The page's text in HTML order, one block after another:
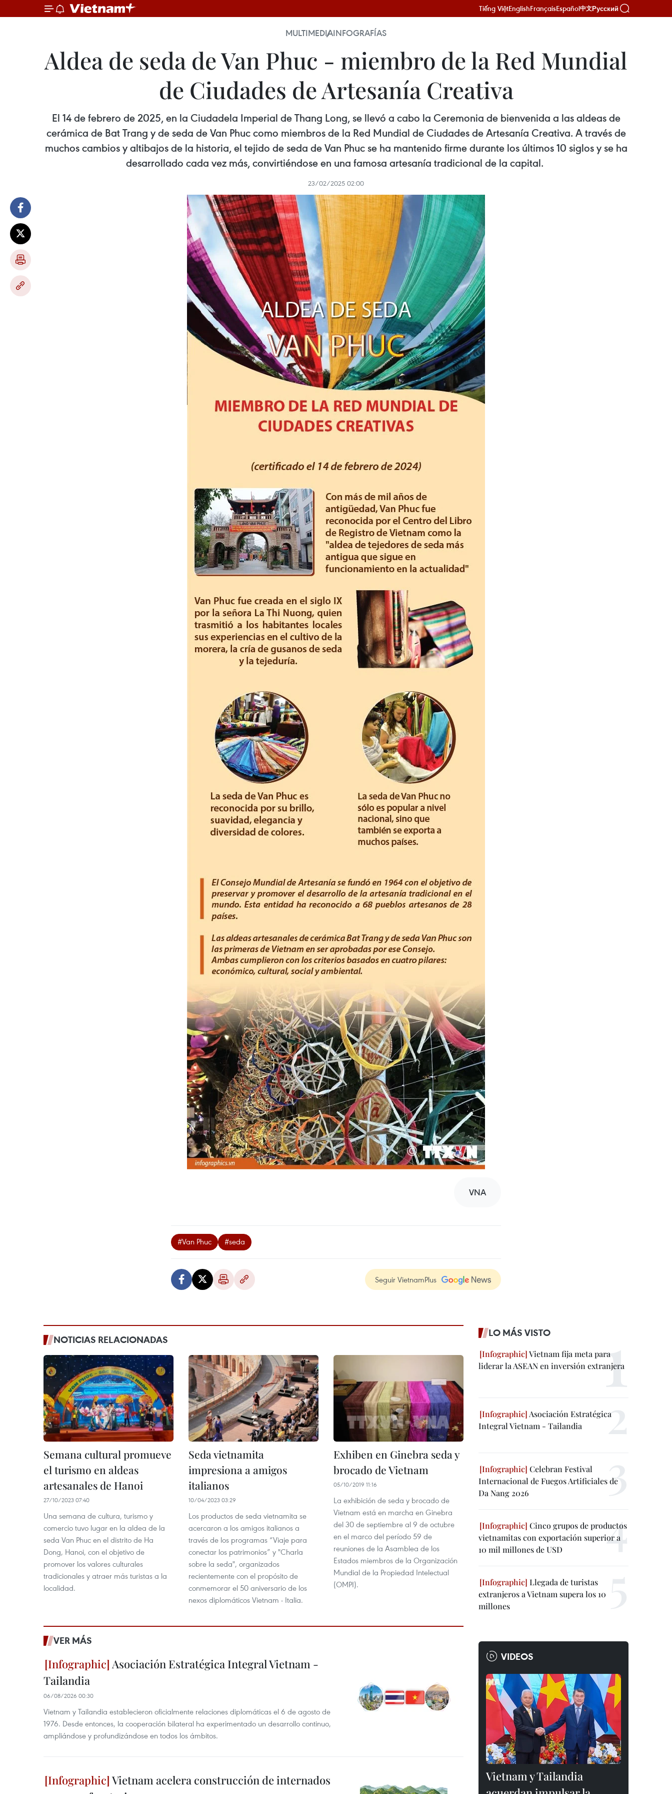
Tiếng ViệtEnglishFrançaisEspañol中文Русский
MULTIMEDIAINFOGRAFÍAS
Aldea de seda de Van Phuc - miembro de la Red Mundial
de Ciudades de Artesanía Creativa
El 14 de febrero de 2025, en la Ciudadela Imperial de Thang Long, se llevó a cabo la Ceremonia de bienvenida a las aldeas de
cerámica de Bat Trang y de seda de Van Phuc como miembros de la Red Mundial de Ciudades de Artesanía Creativa. A través de
muchos cambios y altibajos de la historia, el tejido de seda de Van Phuc se ha mantenido firme durante los últimos 10 siglos y se ha
desarrollado cada vez más, convirtiéndose en una famosa artesanía tradicional de la capital.
23/02/2025 02:00
VNA
#Van Phuc #seda
Seguir VietnamPlus
NOTICIAS RELACIONADAS
Semana cultural promueve
el turismo en aldeas
artesanales de Hanoi
27/10/2023 07:40
Una semana de cultura, turismo y
comercio tuvo lugar en la aldea de la
seda Van Phuc en el distrito de Ha
Dong, Hanoi, con el objetivo de
promover los valores culturales
tradicionales y atraer más turistas a la
localidad.
Seda vietnamita
impresiona a amigos
italianos
10/04/2023 03:29
Los productos de seda vietnamita se
acercaron a los amigos italianos a
través de los programas “Viaje para
conectar los patrimonios” y "Charla
sobre la seda", organizados
recientemente con el propósito de
conmemorar el 50 aniversario de los
nexos diplomáticos Vietnam - Italia.
Exhiben en Ginebra seda y
brocado de Vietnam
05/10/2019 11:16
La exhibición de seda y brocado de
Vietnam está en marcha en Ginebra
del 30 de septiembre al 9 de octubre
en el marco del período 59 de
reuniones de la Asamblea de los
Estados miembros de la Organización
Mundial de la Propiedad Intelectual
(OMPI).
VER MÁS
Asociación Estratégica Integral Vietnam -
Tailandia
06/08/2026 00:30
Vietnam y Tailandia establecieron oficialmente relaciones diplomáticas el 6 de agosto de
1976. Desde entonces, la cooperación bilateral ha experimentado un desarrollo continuo,
ampliándose y profundizándose en todos los ámbitos.
Vietnam acelera construcción de internados
LO MÁS VISTO
Vietnam fija meta para
liderar la ASEAN en inversión extranjera
Asociación Estratégica
Integral Vietnam - Tailandia
Celebran Festival
Internacional de Fuegos Artificiales de
Da Nang 2026
Cinco grupos de productos
vietnamitas con exportación superior a
10 mil millones de USD
Llegada de turistas
extranjeros a Vietnam supera los 10
millones
VIDEOS
Vietnam y Tailandia